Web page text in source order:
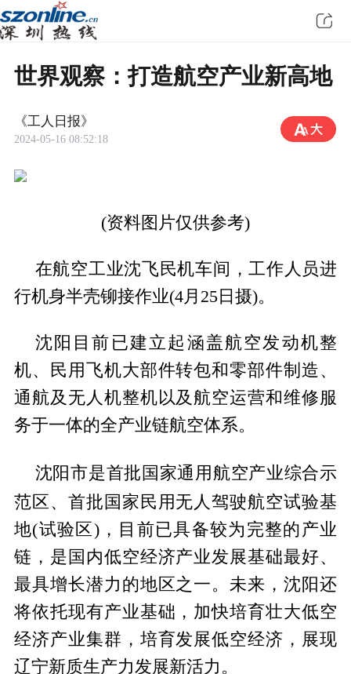
世界观察：打造航空产业新高地
《工人日报》
2024-05-16 08:52:18
(资料图片仅供参考)
在航空工业沈飞民机车间，工作人员进
行机身半壳铆接作业(4月25日摄)。
沈阳目前已建立起涵盖航空发动机整
机、民用飞机大部件转包和零部件制造、
通航及无人机整机以及航空运营和维修服
务于一体的全产业链航空体系。
沈阳市是首批国家通用航空产业综合示
范区、首批国家 民用无人驾驶航空试验基
地(试验区)，目前已具备较为完整的产业
链，是国内低空经济产业发展基础最好、
最具增长潜力的地区之一。未来，沈阳还
将依托现有产业基础，加快培育壮大低空
经济产业集群，培育发展低空经济，展现
辽宁新质生产力发展新活力。